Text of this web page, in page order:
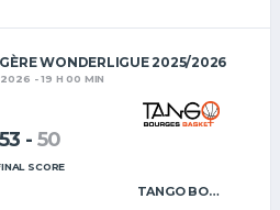
WONDERLIGUE 2025/2026
2026 - 19 H 00 MIN
TANGO BOURGES BASKET
53 - 50
SCORE